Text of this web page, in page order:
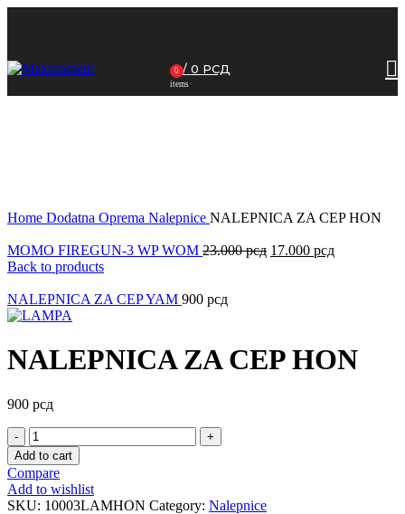
0
items
/ 0 РСД
Home Dodatna Oprema Nalepnice NALEPNICA ZA CEP HON
MOMO FIREGUN-3 WP WOM 23.000рсд 17.000 рсд
Back to products
NALEPNICA ZA CEP YAM 900 рсд
NALEPNICA ZA CEP HON
900 рсд
NALEPNICA
ZA
CEP
HON
quantity
Add to cart
Compare
Add to wishlist
SKU: 10003LAMHON Category: Nalepnice